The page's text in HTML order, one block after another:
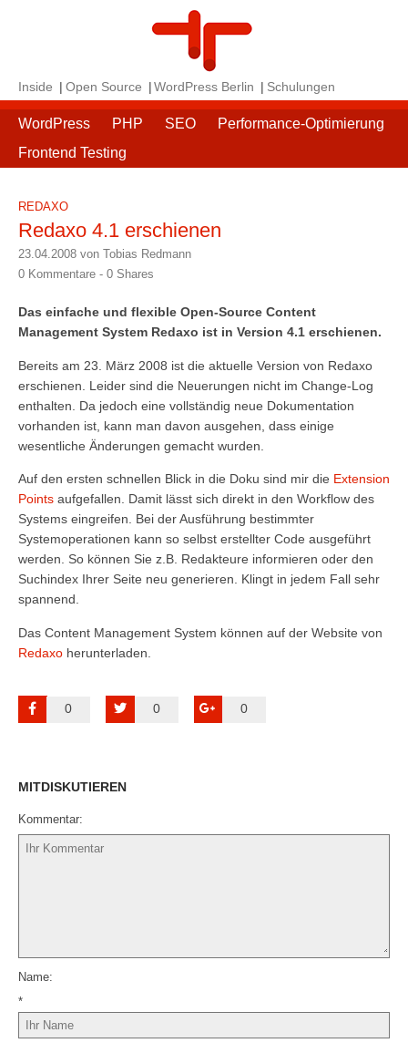
Inside Open Source WordPress Berlin Schulungen
WordPress PHP SEO
Performance-Optimierung
Frontend Testing
REDAXO
Redaxo 4.1 erschienen
23.04.2008 von Tobias Redmann
0 Kommentare - 0 Shares
Das einfache und flexible Open-Source Content
Management System Redaxo ist in Version 4.1 erschienen.
Bereits am 23. März 2008 ist die aktuelle Version von Redaxo
erschienen. Leider sind die Neuerungen nicht im Change-Log
enthalten. Da jedoch eine vollständig neue Dokumentation
vorhanden ist, kann man davon ausgehen, dass einige
wesentliche Änderungen gemacht wurden.
Auf den ersten schnellen Blick in die Doku sind mir die Extension
Points aufgefallen. Damit lässt sich direkt in den Workflow des
Systems eingreifen. Bei der Ausführung bestimmter
Systemoperationen kann so selbst erstellter Code ausgeführt
werden. So können Sie z.B. Redakteure informieren oder den
Suchindex Ihrer Seite neu generieren. Klingt in jedem Fall sehr
spannend.
Das Content Management System können auf der Website von
Redaxo herunterladen.
0 0 0
MITDISKUTIEREN
Kommentar
Name
*